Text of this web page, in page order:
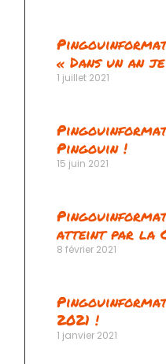
« Dans un an
1 juillet 2021
Pingouin !
15 juin 2021
atteint par la
8 février 2021
2021 !
1 janvier 2021